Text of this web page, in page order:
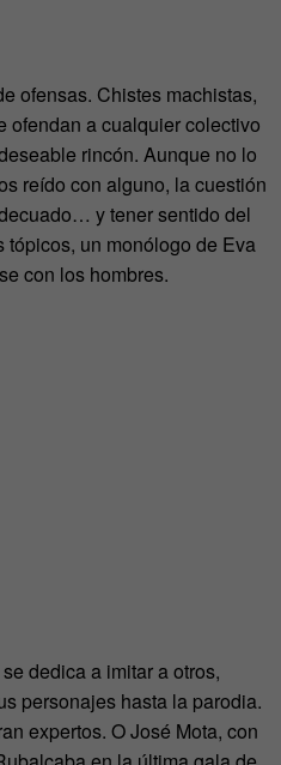
ofensas. Chistes machistas,
ofendan a cualquier colectivo
rincón. Aunque no lo
reído con alguno, la cuestión
y tener sentido del
tópicos, un monólogo de Eva
con los hombres.
dedica a imitar a otros,
personajes hasta la parodia.
expertos. O José Mota, con